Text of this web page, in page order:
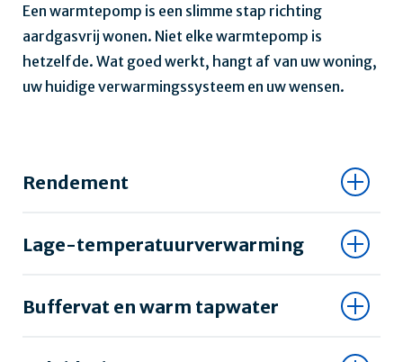
Een warmtepomp is een slimme stap richting
aardgasvrij wonen. Niet elke warmtepomp is
hetzelfde. Wat goed werkt, hangt af van uw woning,
uw huidige verwarmingssysteem en uw wensen.
Rendement
Lage-temperatuurverwarming
Buffervat en warm tapwater